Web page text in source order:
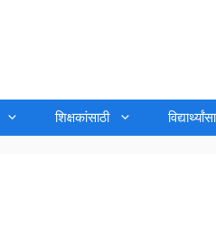
शिक्षकांसाठी